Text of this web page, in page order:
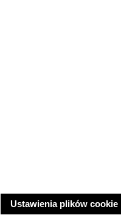
Ustawienia plików cookie